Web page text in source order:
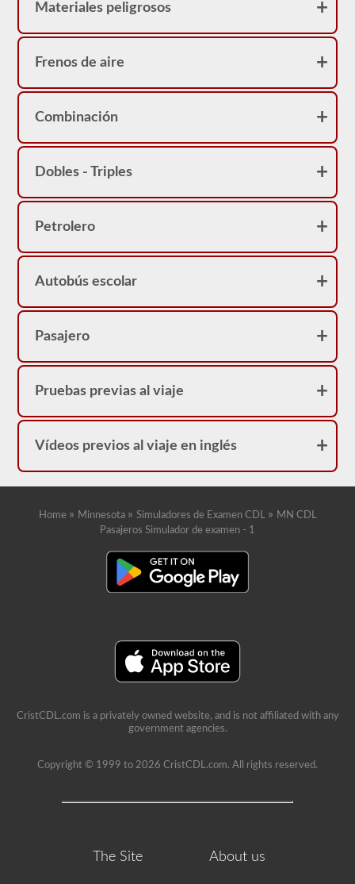
Materiales peligrosos
Frenos de aire
Combinación
Dobles - Triples
Petrolero
Autobús escolar
Pasajero
Pruebas previas al viaje
Vídeos previos al viaje en inglés
Home » Minnesota » Simuladores de Examen CDL » MN CDL
Pasajeros Simulador de examen - 1
CristCDL.com is a privately owned website, and is not affiliated with any
government agencies.
Copyright © 1999 to 2026 CristCDL.com. All rights reserved.
The Site About us